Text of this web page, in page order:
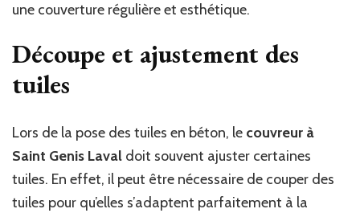
une couverture régulière et esthétique.
Découpe et ajustement des
tuiles
Lors de la pose des tuiles en béton, le couvreur à
Saint Genis Laval doit souvent ajuster certaines
tuiles. En effet, il peut être nécessaire de couper des
tuiles pour qu’elles s’adaptent parfaitement à la